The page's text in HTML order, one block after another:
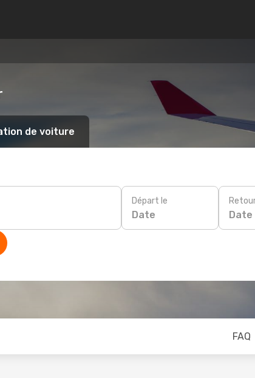
de voiture
Départ le
Date Date
FAQ